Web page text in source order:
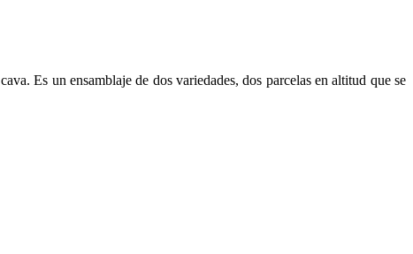
Es un ensamblaje de dos variedades, dos parcelas en altitud que se